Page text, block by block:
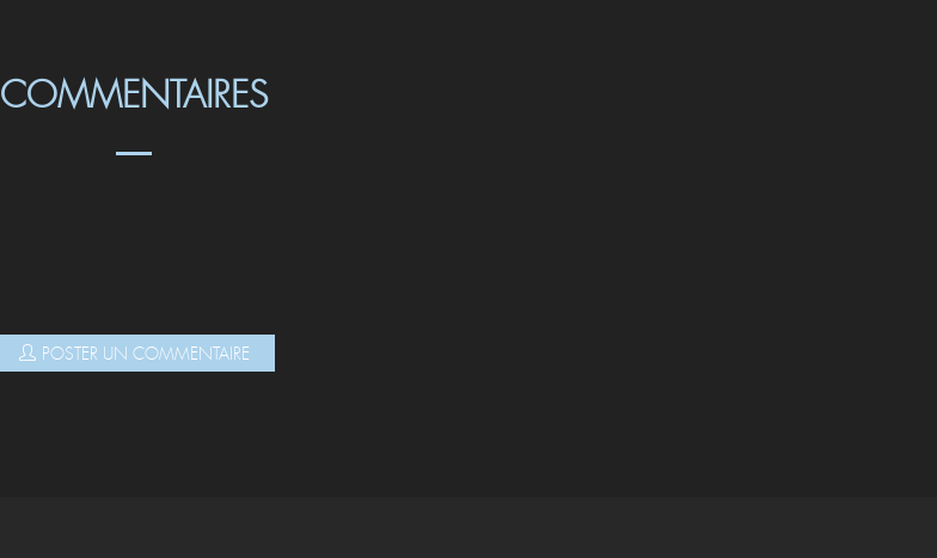
COMMENTAIRES
POSTER UN COMMENTAIRE